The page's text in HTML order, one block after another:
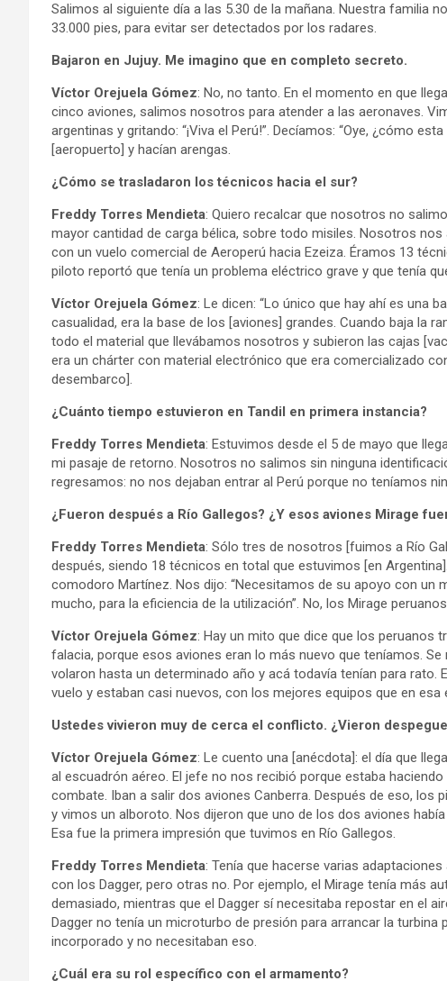
Salimos al siguiente día a las 5.30 de la mañana. Nuestra familia
33.000 pies, para evitar ser detectados por los radares.
Bajaron en Jujuy. Me imagino que en completo secreto.
Víctor Orejuela Gómez: No, no tanto. En el momento en que
cinco aviones, salimos nosotros para atender a las aeronaves.
argentinas y gritando: “¡Viva el Perú!”. Decíamos: “Oye, ¿cómo
[aeropuerto] y hacían arengas.
¿Cómo se trasladaron los técnicos hacia el sur?
Freddy Torres Mendieta: Quiero recalcar que nosotros no
mayor cantidad de carga bélica, sobre todo misiles. Nosotros
con un vuelo comercial de Aeroperú hacia Ezeiza. Éramos 13
piloto reportó que tenía un problema eléctrico grave y que tenía
Víctor Orejuela Gómez: Le dicen: “Lo único que hay ahí es una
casualidad, era la base de los [aviones] grandes. Cuando baja la
todo el material que llevábamos nosotros y subieron las cajas
era un chárter con material electrónico que era comercializado
desembarco].
¿Cuánto tiempo estuvieron en Tandil en primera instancia?
Freddy Torres Mendieta: Estuvimos desde el 5 de mayo que
mi pasaje de retorno. Nosotros no salimos sin ninguna
regresamos: no nos dejaban entrar al Perú porque no teníamos
¿Fueron después a Río Gallegos? ¿Y esos aviones Mirage
Freddy Torres Mendieta: Sólo tres de nosotros [fuimos a Río
después, siendo 18 técnicos en total que estuvimos [en
comodoro Martínez. Nos dijo: “Necesitamos de su apoyo con un
mucho, para la eficiencia de la utilización”. No, los Mirage
Víctor Orejuela Gómez: Hay un mito que dice que los peruanos
falacia, porque esos aviones eran lo más nuevo que teníamos.
volaron hasta un determinado año y acá todavía tenían para
vuelo y estaban casi nuevos, con los mejores equipos que en esa
Ustedes vivieron muy de cerca el conflicto. ¿Vieron
Víctor Orejuela Gómez: Le cuento una [anécdota]: el día que
al escuadrón aéreo. El jefe no nos recibió porque estaba
combate. Iban a salir dos aviones Canberra. Después de eso, los
y vimos un alboroto. Nos dijeron que uno de los dos aviones
Esa fue la primera impresión que tuvimos en Río Gallegos.
Freddy Torres Mendieta: Tenía que hacerse varias
con los Dagger, pero otras no. Por ejemplo, el Mirage tenía más
demasiado, mientras que el Dagger sí necesitaba repostar en el
Dagger no tenía un microturbo de presión para arrancar la
incorporado y no necesitaban eso.
¿Cuál era su rol específico con el armamento?